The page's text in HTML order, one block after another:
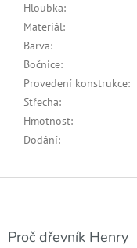
Hloubka:
Materiál:
Barva:
Bočnice:
Provedení konstrukce:
Střecha:
Hmotnost:
Dodání:
Z
Proč dřevník Henry